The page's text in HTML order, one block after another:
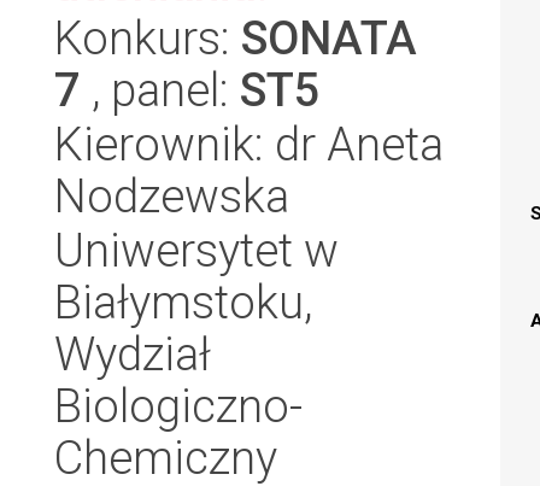
Konkurs: SONATA
7 , panel: ST5
Kierownik: dr Aneta
Nodzewska
Uniwersytet w
Białymstoku,
Wydział
Biologiczno-
Chemiczny